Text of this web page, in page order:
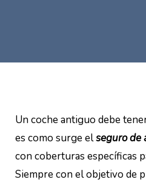
Un coche antiguo debe
es como surge elseguro de
con coberturas específicas
Siempre con el objetivo de